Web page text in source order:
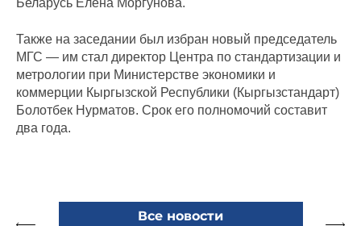
Беларусь Елена Моргунова.
Также на заседании был избран новый председатель
МГС — им стал директор Центра по стандартизации и
метрологии при Министерстве экономики и
коммерции Кыргызской Республики (Кыргызстандарт)
Болотбек Нурматов. Срок его полномочий составит
два года.
Все новости